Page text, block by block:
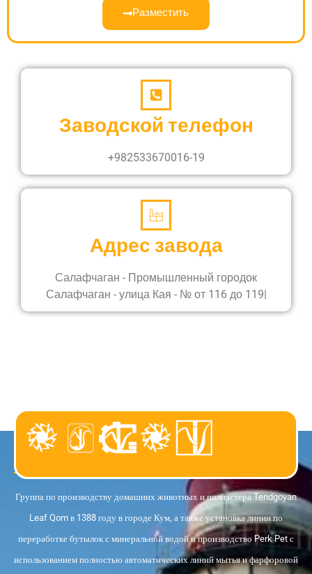
Разместить
Заводской телефон
+982533670016-19
Адрес завода
Салафчаган - Промышленный городок
Салафчаган - улица Кая - № от 116 до 119|
о нас
Группа по производству домашних животных и полиэстера Tendgoyan
Leaf Qom в 1388 году в городе Кум, а также установка линии по
переработке бутылок с минеральной водой и производство Perk Pet с
использованием полностью автоматических линий мытья и фарфоровой